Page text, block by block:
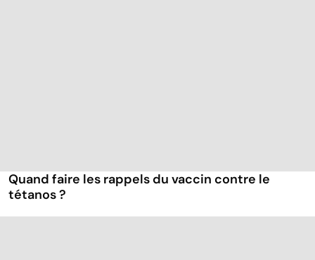
Quand faire les rappels du vaccin contre le
tétanos ?